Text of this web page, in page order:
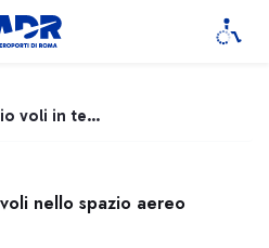
Orario voli in tempo reale
nello spazio aereo